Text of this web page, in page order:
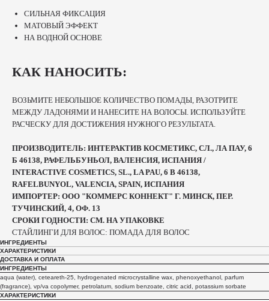
СИЛЬНАЯ ФИКСАЦИЯ
МАТОВЫЙ ЭФФЕКТ
НА ВОДНОЙ ОСНОВЕ
КАК НАНОСИТЬ:
ВОЗЬМИТЕ НЕБОЛЬШОЕ КОЛИЧЕСТВО ПОМАДЫ, РАЗОТРИТЕ
МЕЖДУ ЛАДОНЯМИ И НАНЕСИТЕ НА ВОЛОСЫ. ИСПОЛЬЗУЙТЕ
РАСЧЕСКУ ДЛЯ ДОСТИЖЕНИЯ НУЖНОГО РЕЗУЛЬТАТА.
ПРОИЗВОДИТЕЛЬ: ИНТЕРАКТИВ КОСМЕТИКС, СЛ., ЛА ПАУ, 6
Б 46138, РАФЕЛЬБУНЬОЛ, ВАЛЕНСИЯ, ИСПАНИЯ /
INTERACTIVE COSMETICS, SL., LA PAU, 6 B 46138,
RAFELBUNYOL, VALENCIA, SPAIN, ИСПАНИЯ
ИМПОРТЕР: ООО "КОММЕРС КОННЕКТ" Г. МИНСК, ПЕР.
ТУЧИНСКИЙ, 4, ОФ. 13
СРОКИ ГОДНОСТИ: СМ. НА УПАКОВКЕ
СТАЙЛИНГИ ДЛЯ ВОЛОС: ПОМАДА ДЛЯ ВОЛОС
ИНГРЕДИЕНТЫ
ХАРАКТЕРИСТИКИ
ДОСТАВКА И ОПЛАТА
ИНГРЕДИЕНТЫ
aqua (water), ceteareth-25, hydrogenated microcrystalline wax, phenoxyethanol, parfum
(fragrance), vp/va copolymer, petrolatum, sodium benzoate, citric acid, potassium sorbate
ХАРАКТЕРИСТИКИ